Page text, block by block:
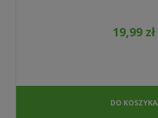
19,99 zł
DO KOSZYKA